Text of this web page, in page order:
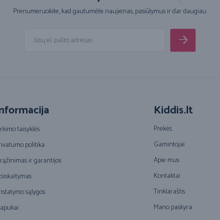
Prenumeruokite, kad gautumėte naujienas, pasiūlymus ir dar daugiau.
taisyklės
politika
ir garantijos
sąlygos
Kiddis.lt
Prekės
Gamintojai
Apie mus
Kontaktai
Tinklaraštis
Mano paskyra